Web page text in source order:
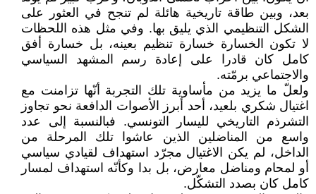
بعد، وبين طاقة تاريخية هائلة لم تنجح في العثور على
الشكل التنظيمي الذي يليق بها. وفي مثل هذه اللحظات
لا تكون الخسارة خسارة تنظيم بعينه، بل خسارة أفق
كامل كان قادرا على إعادة رسم المشهد السياسي
والاجتماعي برمّته.
ولعلّ ما يزيد من مأساوية تلك التجربة أنّها تزامنت مع
اغتيال شكري بلعيد، أحد أبرز الأصوات الدافعة نحو تجاوز
التشرذم التاريخي لليسار التونسي. فبالنسبة إلى عدد
واسع من المناضلين الذين عاشوا تلك المرحلة من
الداخل، لم يكن الاغتيال مجرّد استهداف لقيادي سياسي
أو لمحام ومناضل معارض، بل بدا وكأنّه استهداف لمسار
كامل كان بصدد التشكّل.